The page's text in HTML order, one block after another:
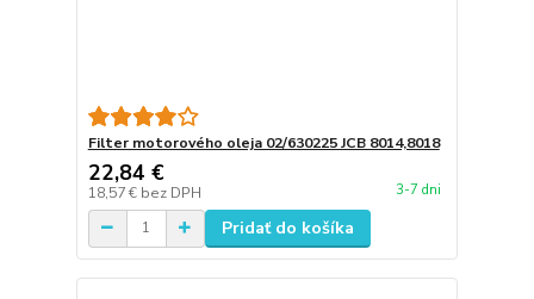
Filter motorového oleja 02/630225 JCB 8014,8018
22,84 €
18,57 € bez DPH 3-7 dni
Pridať do košíka